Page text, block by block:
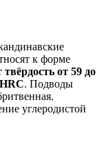
к форме
от 59 до
. Подводы
углеродистой